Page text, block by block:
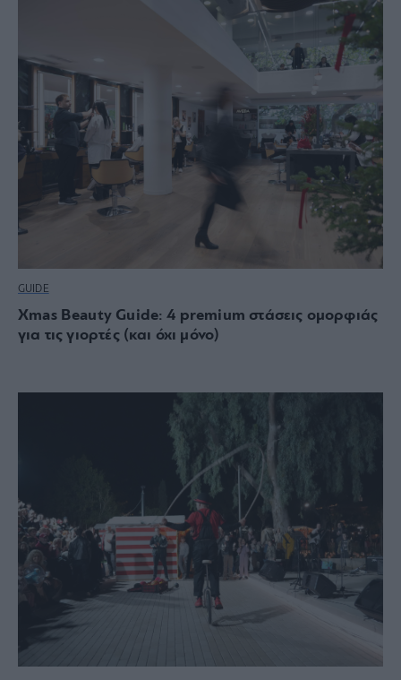
GUIDE
Xmas Beauty Guide: 4 premium στάσεις ομορφιάς
για τις γιορτές (και όχι μόνο)